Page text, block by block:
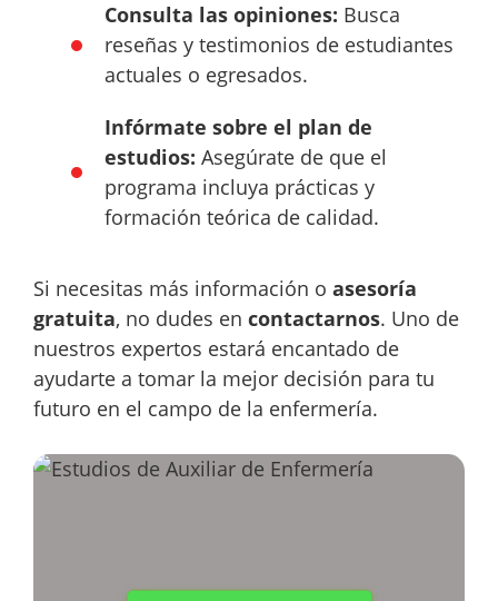
Consulta las opiniones: Busca
reseñas y testimonios de estudiantes
actuales o egresados.
Infórmate sobre el plan de
estudios: Asegúrate de que el
programa incluya prácticas y
formación teórica de calidad.
Si necesitas más información o asesoría
gratuita, no dudes en contactarnos. Uno de
nuestros expertos estará encantado de
ayudarte a tomar la mejor decisión para tu
futuro en el campo de la enfermería.